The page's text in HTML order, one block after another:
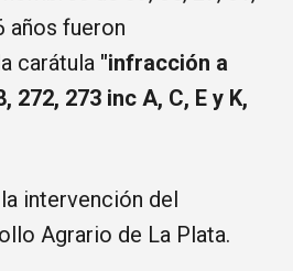
años fueron
carátula "infracción a
272, 273 inc A, C, E y K,
intervención del
Agrario de La Plata.